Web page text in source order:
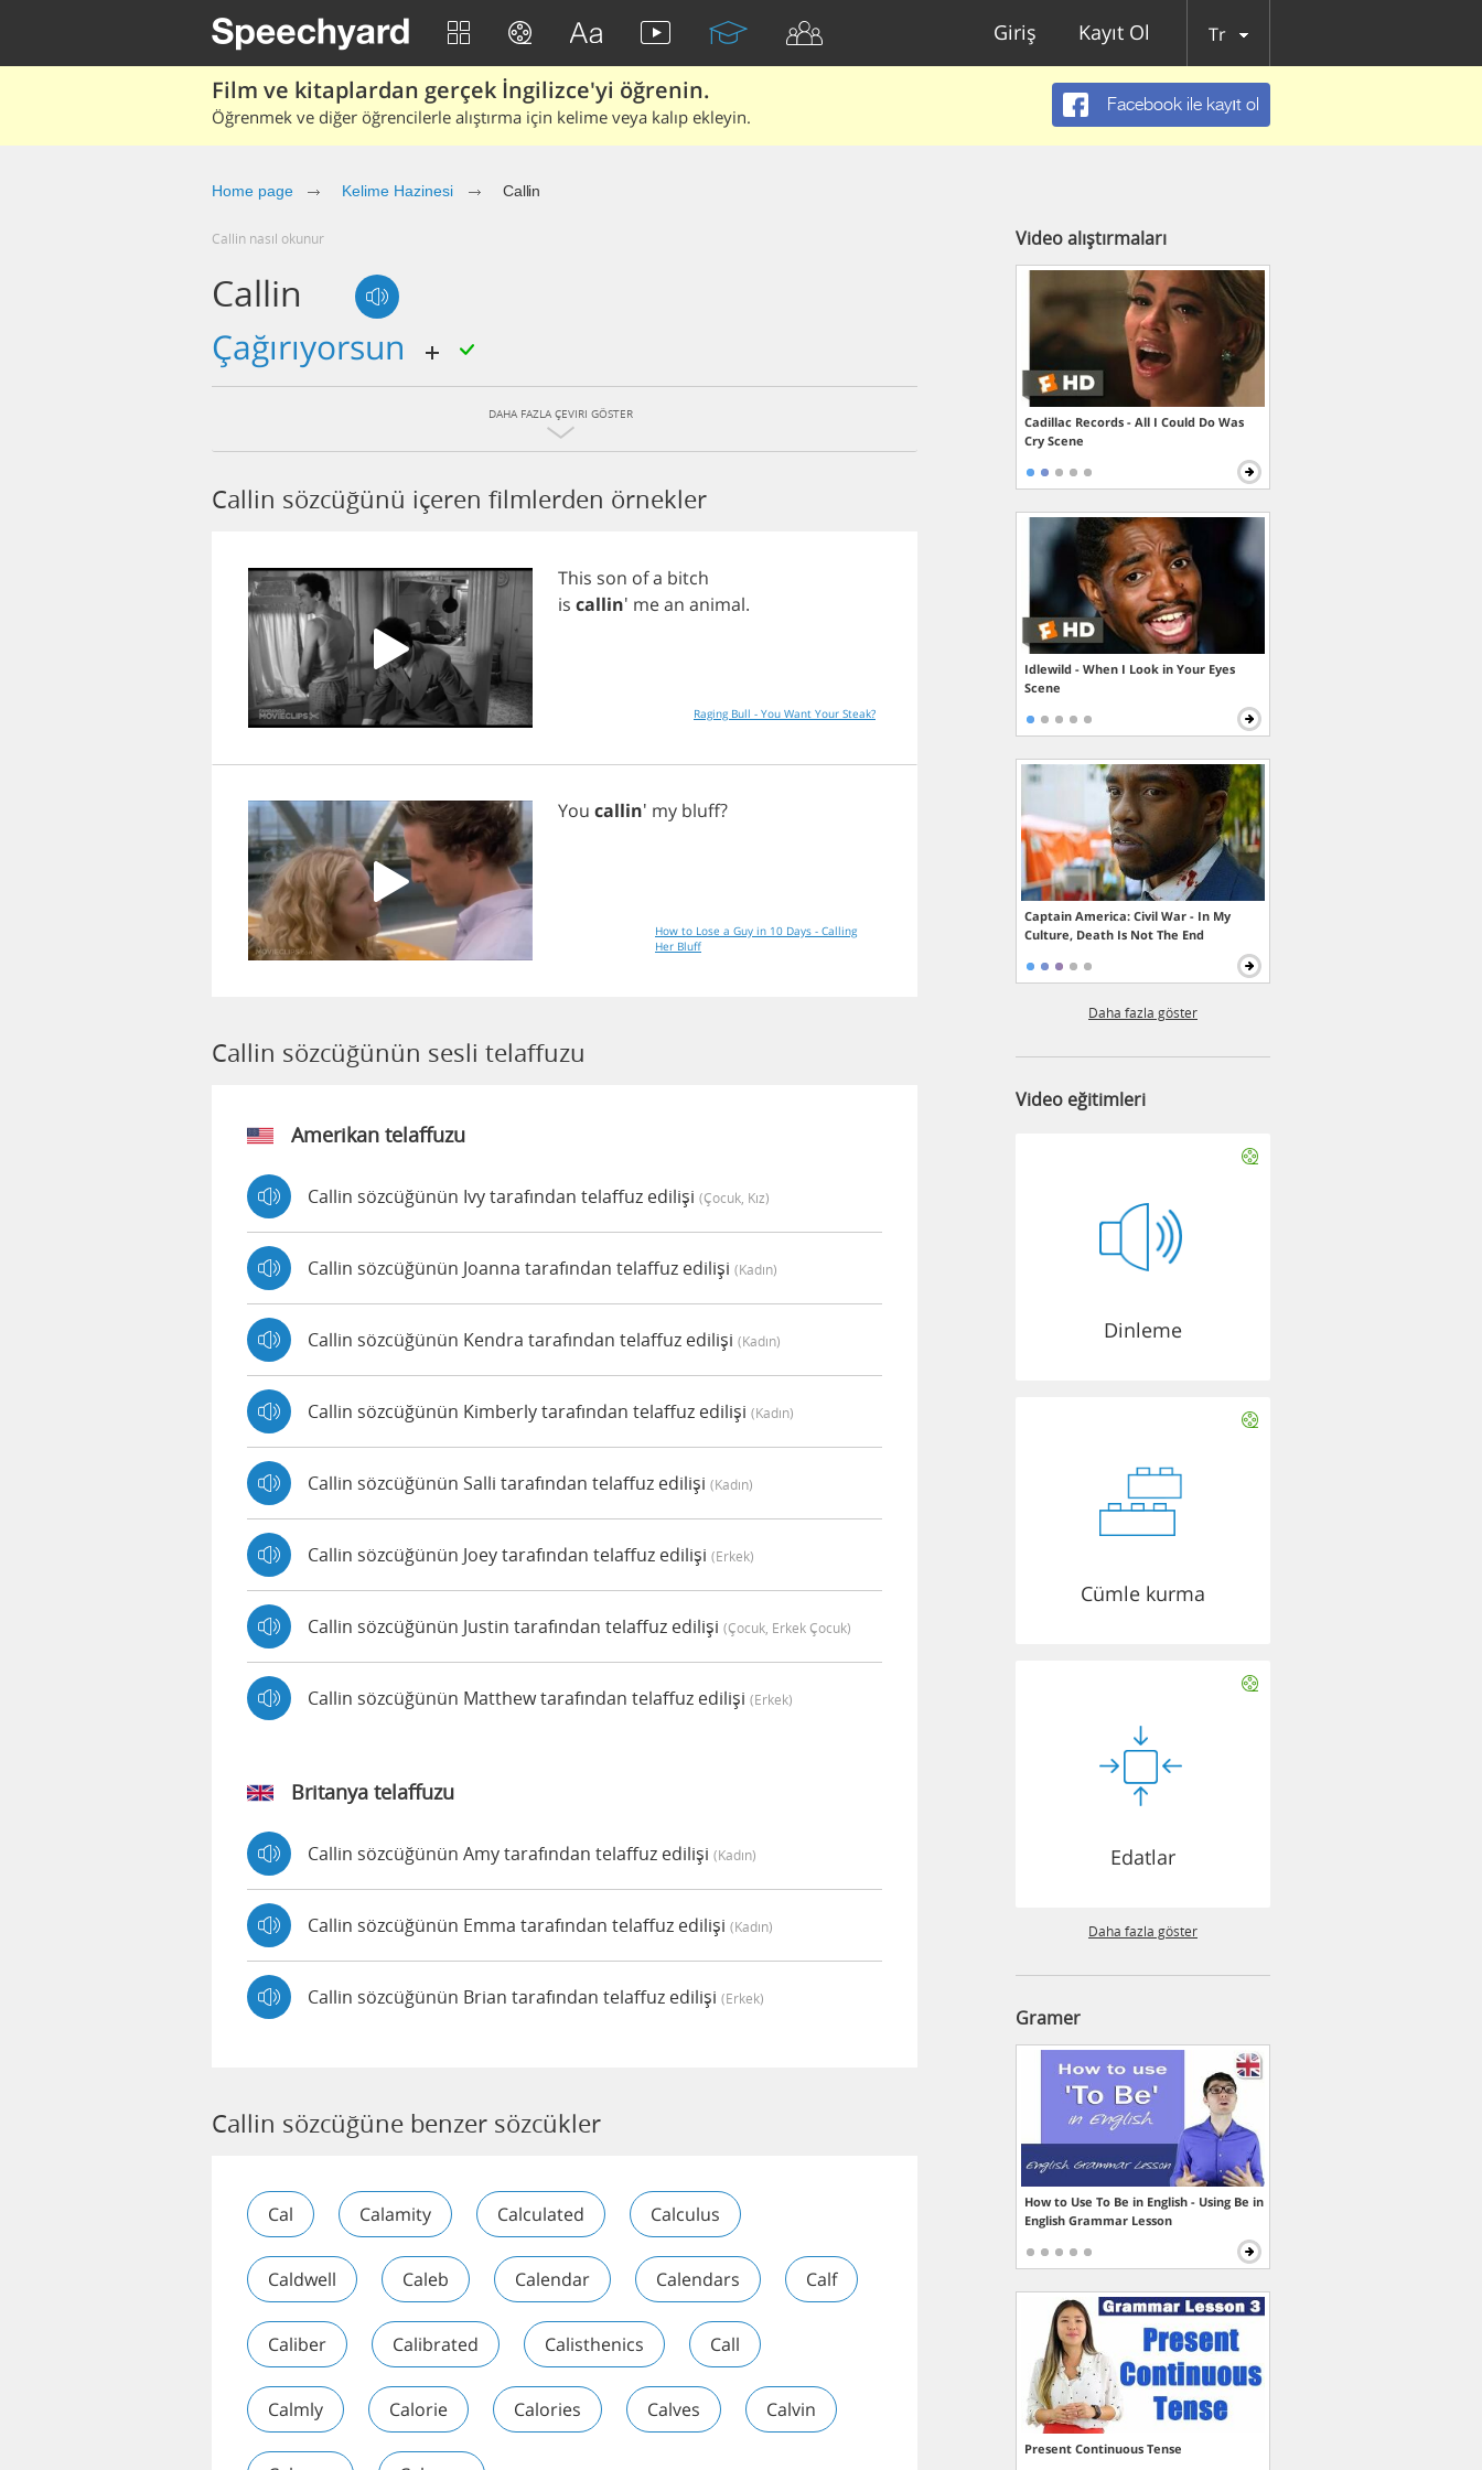
Giriş Kayıt Ol Tr
Film ve kitaplardan gerçek İngilizce'yi öğrenin.
Öğrenmek ve diğer öğrencilerle alıştırma için kelime veya kalıp ekleyin.
Facebook ile kayıt ol
Home page Kelime Hazinesi Callin
callin nasıl okunur
Callin
çağırıyorsun
DAHA FAZLA ÇEVIRI GÖSTER
Callin sözcüğünü içeren filmlerden örnekler
This son ofa bitch
is callin' mean animal.
Raging Bull - You Want Your Steak?
You callin' my bluff?
How to Lose a Guy in 10 Days - Calling
Her Bluff
Callin sözcüğünün sesli telaffuzu
Amerikan telaffuzu
Callin sözcüğünün Ivy tarafından telaffuz edilişi (çocuk, Kız)
Callin sözcüğünün Joanna tarafından telaffuz edilişi (kadın)
Callin sözcüğünün Kendra tarafından telaffuz edilişi (kadın)
Callin sözcüğünün Kimberly tarafından telaffuz edilişi (kadın)
Callin sözcüğünün Salli tarafından telaffuz edilişi (kadın)
Callin sözcüğünün Joey tarafından telaffuz edilişi (erkek)
Callin sözcüğünün Justin tarafından telaffuz edilişi (çocuk, Erkek Çocuk)
Callin sözcüğünün Matthew tarafından telaffuz edilişi (erkek)
Britanya telaffuzu
Callin sözcüğünün Amy tarafından telaffuz edilişi (kadın)
Callin sözcüğünün Emma tarafından telaffuz edilişi (kadın)
Callin sözcüğünün Brian tarafından telaffuz edilişi (erkek)
Callin sözcüğüne benzer sözcükler
Cal Calamity Calculated Calculus
Caldwell Caleb Calendar Calendars Calf
Caliber Calibrated Calisthenics Call
Calmly Calorie Calories Calves Calvin
Video alıştırmaları
Cadillac Records - All I Could Do Was
Cry Scene
Idlewild - When I Look in Your Eyes
Scene
Captain America: Civil War - In My
Culture, Death Is Not The End
Daha fazla göster
Video eğitimleri
Dinleme
Cümle kurma
Edatlar
Daha fazla göster
Gramer
How to Use To Be in English - Using Be in
English Grammar Lesson
Present Continuous Tense